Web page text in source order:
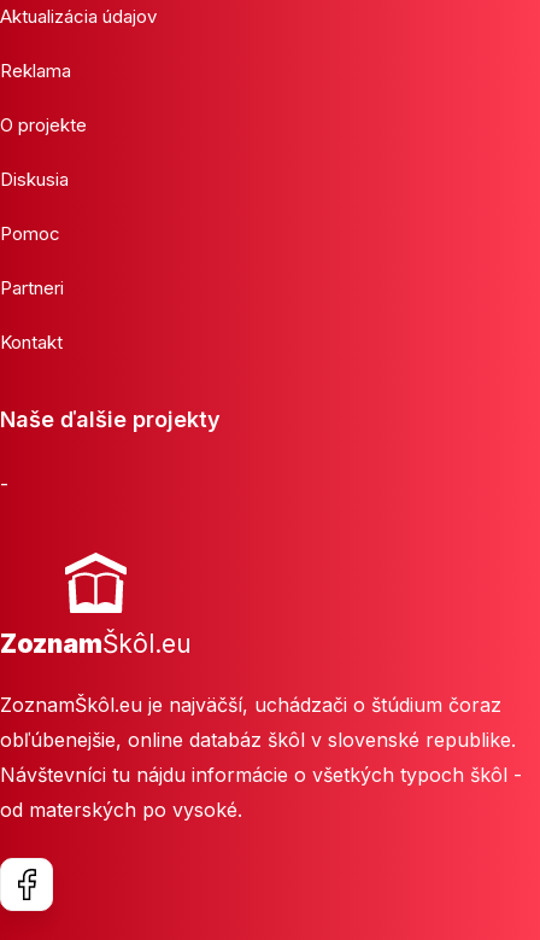
Aktualizácia údajov
Reklama
O projekte
Diskusia
Pomoc
Partneri
Kontakt
Naše ďalšie projekty
-
ZoznamŠkôl.eu
ZoznamŠkôl.eu je najväčší, uchádzači o štúdium čoraz
obľúbenejšie, online databáz škôl v slovenské republike.
Návštevníci tu nájdu informácie o všetkých typoch škôl -
od materských po vysoké.